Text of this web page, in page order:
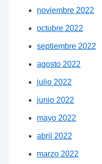
noviembre 2022
octubre 2022
septiembre 2022
agosto 2022
julio 2022
junio 2022
mayo 2022
abril 2022
marzo 2022